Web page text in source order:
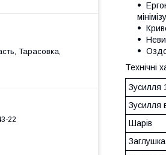
Технічні
Зусилля
Зусилля
Шарів
Тарасовка,
22